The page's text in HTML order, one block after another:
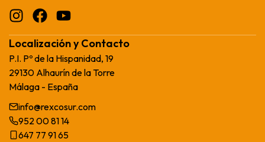
Localización y Contacto
P.I. Pº de la Hispanidad, 19
29130 Alhaurín de la Torre
Málaga - España
info@rexcosur.com
952 00 81 14
647 77 91 65